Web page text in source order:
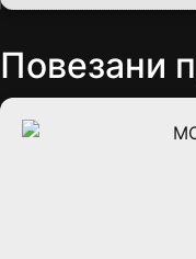
Повезани